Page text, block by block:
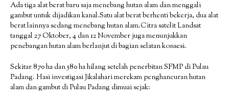
Ada tiga alat berat baru saja menebang hutan alam dan menggali
gambut untuk dijadikan kanal.Satu alat berat berhenti bekerja, dua alat
berat lainnya sedang menebang hutan alam.Citra satelit Landsat
tanggal 27 Oktober, 4 dan 12 November juga menunjukkan
penebangan hutan alam berlanjut di bagian selatan konsesi.
Sekitar 870 ha dan 580 ha hilang setelah penerbitan SFMP di Pulau
Padang. Hasi investigasi Jikalahari merekam penghancuran hutan
alam dan gambut di Pulau Padang dimuai sejak: